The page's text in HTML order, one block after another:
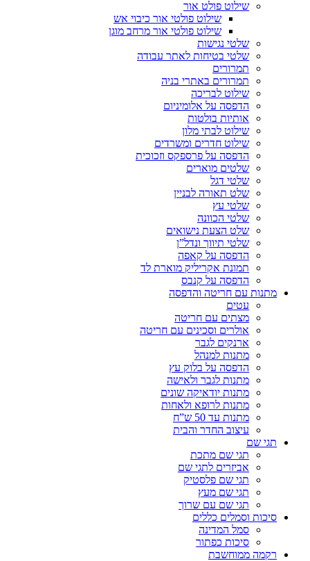
שילוט פולט אור
שילוט פולטי אור כיבוי אש
שילוט פולטי אור מרחב מוגן
שלטי נגישות
שלטי בטיחות לאתר עבודה
תמרורים
תמרורים באתרי בניה
שילוט לבריכה
הדפסה על אלומיניום
אותיות בולטות
שילוט לבתי מלון
שילוט חדרים ומשרדים
הדפסה על פרספקס וזכוכית
שלטים מוארים
שלטי דגל
שלט תאורה לבניין
שלטי עץ
שלטי הכוונה
שלט הצעת נישואים
שלטי תיווך ונדל”ן
הדפסה על קאפה
תמונת אקריליק מוארת לד
הדפסה על קנבס
מתנות עם חריטה והדפסה
עטים
מצתים עם חריטה
אולרים וסכינים עם חריטה
ארנקים לגבר
מתנות למנהל
הדפסה על בלוק עץ
מתנות לגבר ולאישה
מתנות יודאיקה שונים
מתנות לרופא ולאחות
מתנות עד 50 ש”ח
עיצוב החדר והבית
תגי שם
תגי שם מתכת
אביזרים לתגי שם
תגי שם פלסטיק
תגי שם מעץ
תגי שם עם שרוך
סיכות וסמלים כללים
סמל המדינה
סיכות כפתור
רקמה ממוחשבת